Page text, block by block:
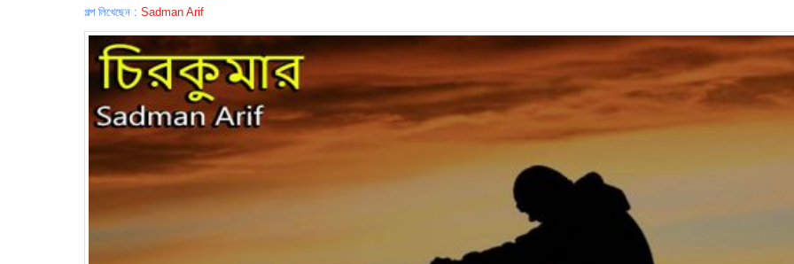
গল্প লিখেছেন : Sadman Arif